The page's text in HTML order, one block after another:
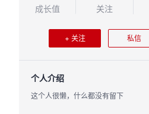
成长值 关注
+ 关注 私信
个人介绍
这个人很懒，什么都没有留下